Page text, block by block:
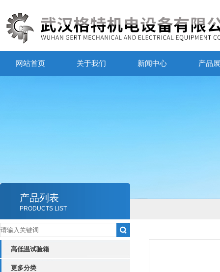
网站首页 关于我们 新闻中心 产品
产品列表
PRODUCTS LIST
高低温试验箱
更多分类